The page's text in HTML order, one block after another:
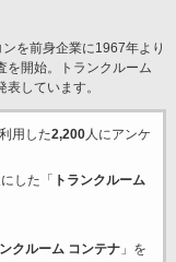
を前身企業に1967年より
を開始。トランクルーム
しています。
用した2,200人にアンケ
した「
トランクルーム
ンクルーム コンテナ」を